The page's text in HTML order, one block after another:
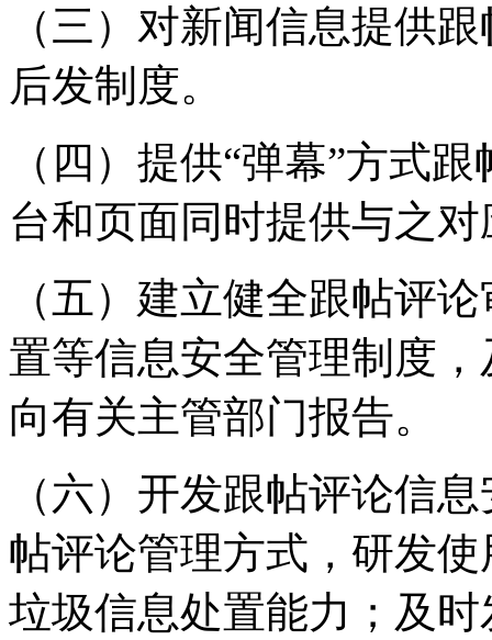
（三）对新闻信息提供
后发制度。
（四）提供“弹幕”方式
台和页面同时提供与之
（五）建立健全跟帖评
置等信息安全管理制度
向有关主管部门报告。
（六）开发跟帖评论信
帖评论管理方式，研发
垃圾信息处置能力；及